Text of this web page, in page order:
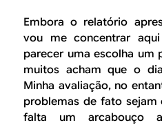
u
s
c
a
Embora o relatório
vou me concentrar
parecer uma escolha um
muitos acham que o
Minha avaliação, no
problemas de fato sejam
falta um arcabouço